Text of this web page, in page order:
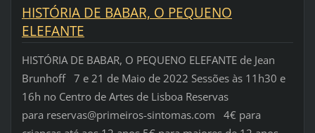
HISTÓRIA DE BABAR, O PEQUENO
ELEFANTE
HISTÓRIA DE BABAR, O PEQUENO ELEFANTE de Jean
Brunhoff 7 e 21 de Maio de 2022 Sessões às 11h30 e
16h no Centro de Artes de Lisboa Reservas
para reservas@primeiros-sintomas.com 4€ para